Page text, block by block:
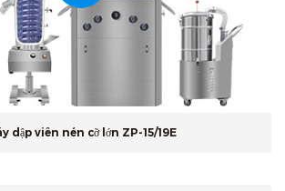
dập viên nén cỡ lớn ZP-15/19E